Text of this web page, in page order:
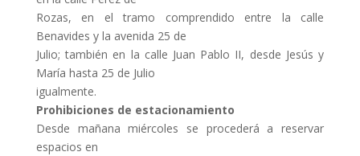
Rozas, en el tramo comprendido entre la calle
Benavides y la avenida 25 de
Julio; también en la calle Juan Pablo II, desde Jesús y
María hasta 25 de Julio
igualmente.
Prohibiciones de estacionamiento
Desde mañana miércoles se procederá a reservar
espacios en